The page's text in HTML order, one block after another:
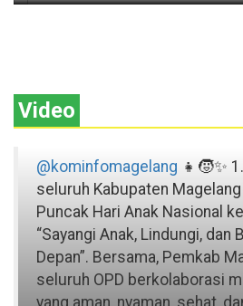
Video
@kominfomagelang 👧🧒✨
seluruh Kabupaten
Puncak Hari Anak Nasional
“Sayangi Anak, Lindungi, dan
Depan”. Bersama, Pemkab
seluruh OPD berkolaborasi